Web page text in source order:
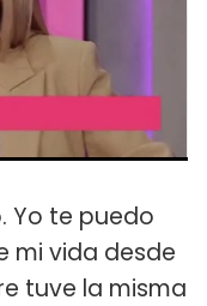
Yo te puedo
mi vida desde
tuve la misma